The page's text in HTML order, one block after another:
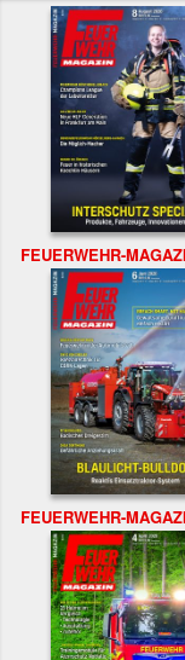
FEUERWEHR-
FEUERWEHR-